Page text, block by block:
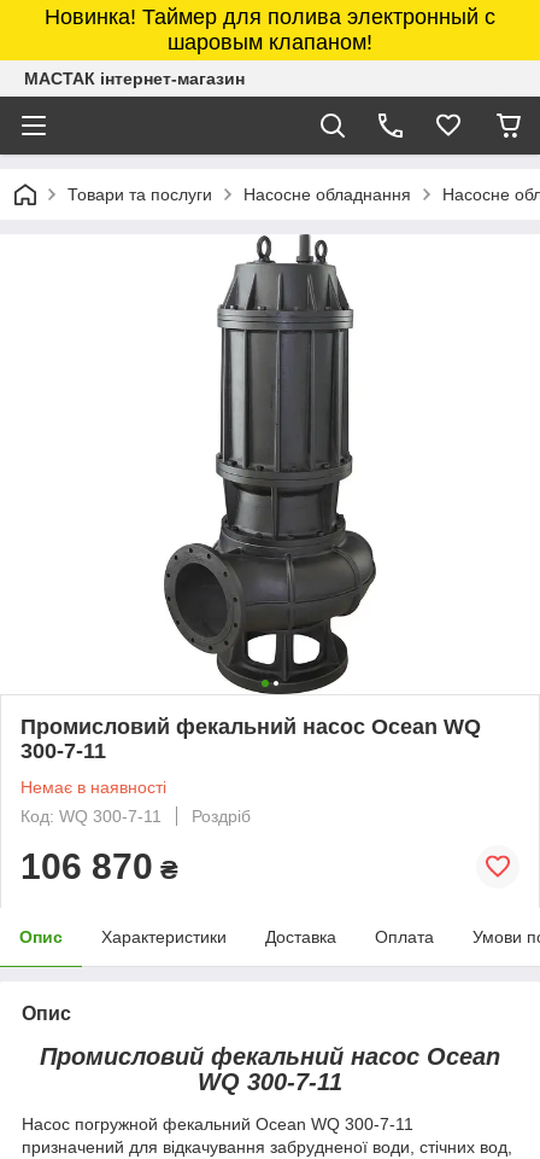
Новинка! Таймер для полива электронный с
шаровым клапаном!
МАСТАК інтернет-магазин
Товари та послуги Насосне обладнання Насосне
Промисловий фекальний насос Ocean WQ
300-7-11
Немає в наявності
Код: WQ 300-7-11
Роздріб
106 870 ₴
Опис Характеристики Доставка Оплата Умови
Опис
Промисловий фекальний насос Ocean
WQ 300-7-11
Насос погружной фекальний Ocean WQ 300-7-11
призначений для відкачування забрудненої води, стічних вод,